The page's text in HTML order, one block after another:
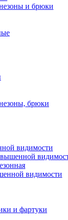
и брюки
брюки
видимости
видимости
и фартуки